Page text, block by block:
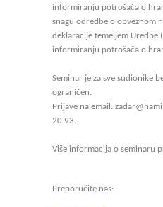
informiranju potrošača o
snagu odredbe o obveznom
deklaracije temeljem Uredbe
informiranju potrošača o
Seminar je za sve sudionike
ograničen.
Prijave na email:
20 93.
Više informacija o seminaru
Preporučite nas: